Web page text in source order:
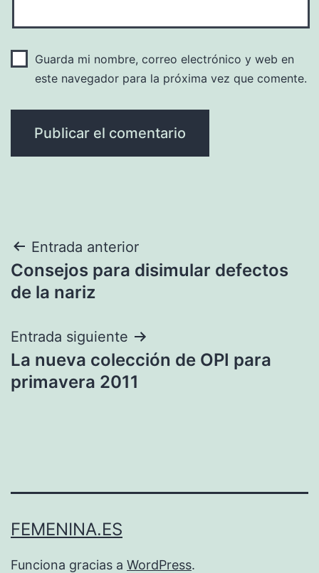
Guarda mi nombre, correo electrónico y web en
este navegador para la próxima vez que comente.
Navegación
de
Entrada anterior
Consejos para disimular defectos
de la nariz
Entrada siguiente
La nueva colección de OPI para
primavera 2011
FEMENINA.ES
Funciona gracias a WordPress.